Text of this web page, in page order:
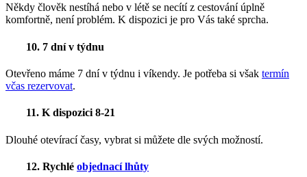
Někdy člověk nestíhá nebo v létě se necítí z cestování úplně
komfortně, není problém. K dispozici je pro Vás také sprcha.
10. 7 dní v týdnu
Otevřeno máme 7 dní v týdnu i víkendy. Je potřeba si však termín
včas rezervovat.
11. K dispozici 8-21
Dlouhé otevírací časy, vybrat si můžete dle svých možností.
12. Rychlé objednací lhůty